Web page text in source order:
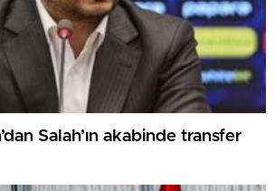
Salah’ın akabinde transfer